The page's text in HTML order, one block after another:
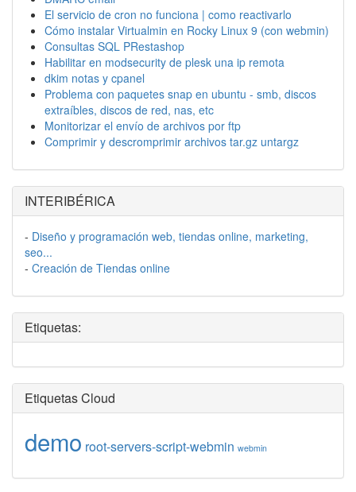
El servicio de cron no funciona | como reactivarlo
Cómo instalar Virtualmin en Rocky Linux 9 (con webmin)
Consultas SQL PRestashop
Habilitar en modsecurity de plesk una ip remota
dkim notas y cpanel
Problema con paquetes snap en ubuntu - smb, discos
extraíbles, discos de red, nas, etc
Monitorizar el envío de archivos por ftp
Comprimir y descromprimir archivos tar.gz untargz
INTERIBÉRICA
- Diseño y programación web, tiendas online, marketing,
seo...
- Creación de Tiendas online
Etiquetas:
Etiquetas Cloud
demo root-servers-script-webmin webmin